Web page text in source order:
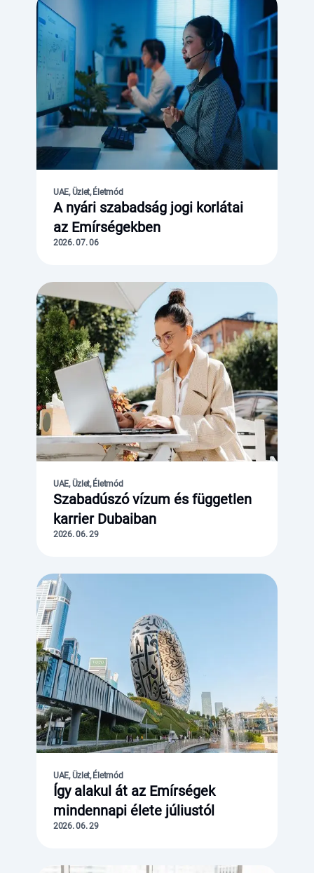
UAE, Üzlet, Életmód
A nyári szabadság jogi korlátai
az Emírségekben
2026. 07. 06
UAE, Üzlet, Életmód
Szabadúszó vízum és független
karrier Dubaiban
2026. 06. 29
UAE, Üzlet, Életmód
Így alakul át az Emírségek
mindennapi élete júliustól
2026. 06. 29